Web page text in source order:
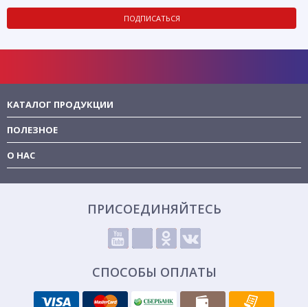
ПОДПИСАТЬСЯ
КАТАЛОГ ПРОДУКЦИИ
ПОЛЕЗНОЕ
О НАС
ПРИСОЕДИНЯЙТЕСЬ
СПОСОБЫ ОПЛАТЫ